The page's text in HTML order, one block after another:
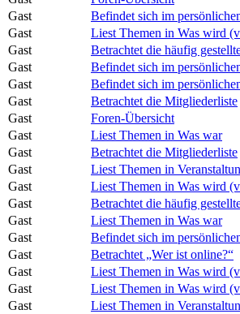
Gast
Befindet sich im
Gast
Liest Themen in Was wird
Gast
Betrachtet die häufig
Gast
Befindet sich im
Gast
Befindet sich im
Gast
Betrachtet die Mitgliederliste
Gast
Foren-Übersicht
Gast
Liest Themen in Was war
Gast
Betrachtet die Mitgliederliste
Gast
Liest Themen in
Gast
Liest Themen in Was wird
Gast
Betrachtet die häufig
Gast
Liest Themen in Was war
Gast
Befindet sich im
Gast
Betrachtet „Wer ist online?“
Gast
Liest Themen in Was wird
Gast
Liest Themen in Was wird
Gast
Liest Themen in